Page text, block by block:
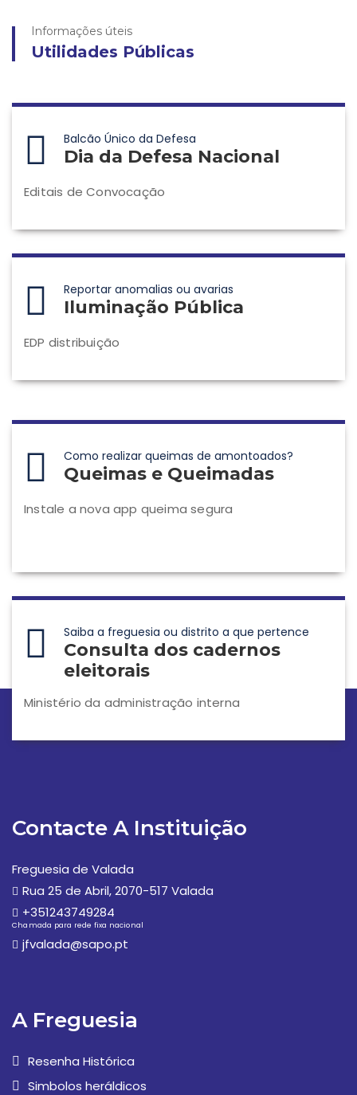
Informações úteis
Utilidades Públicas
Balcão Único da Defesa
Dia da Defesa Nacional
Editais de Convocação
Reportar anomalias ou avarias
Iluminação Pública
EDP distribuição
Como realizar queimas de amontoados?
Queimas e Queimadas
Instale a nova app queima segura
Saiba a freguesia ou distrito a que pertence
Consulta dos cadernos
eleitorais
Ministério da administração interna
Contacte A Instituição
Freguesia de Valada
Rua 25 de Abril, 2070-517 Valada
+351243749284
Chamada para rede fixa nacional
jfvalada@sapo.pt
A Freguesia
Resenha Histórica
Simbolos heráldicos